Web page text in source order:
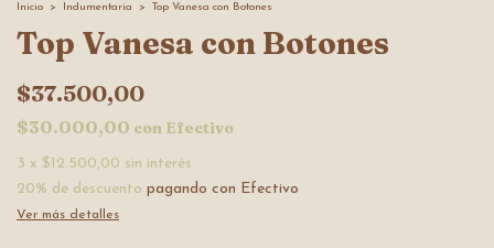
Inicio > Indumentaria > Top Vanesa con Botones
Top Vanesa con Botones
$37.500,00
$30.000,00 con Efectivo
3 x $12.500,00 sin interés
20% de descuento pagando con Efectivo
Ver más detalles